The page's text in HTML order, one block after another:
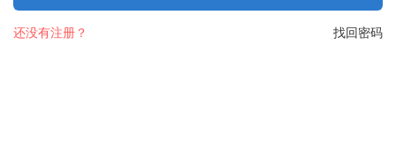
找回密码
还没有注册？